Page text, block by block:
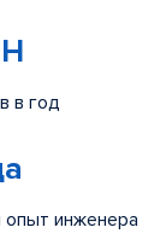
в год
инженера